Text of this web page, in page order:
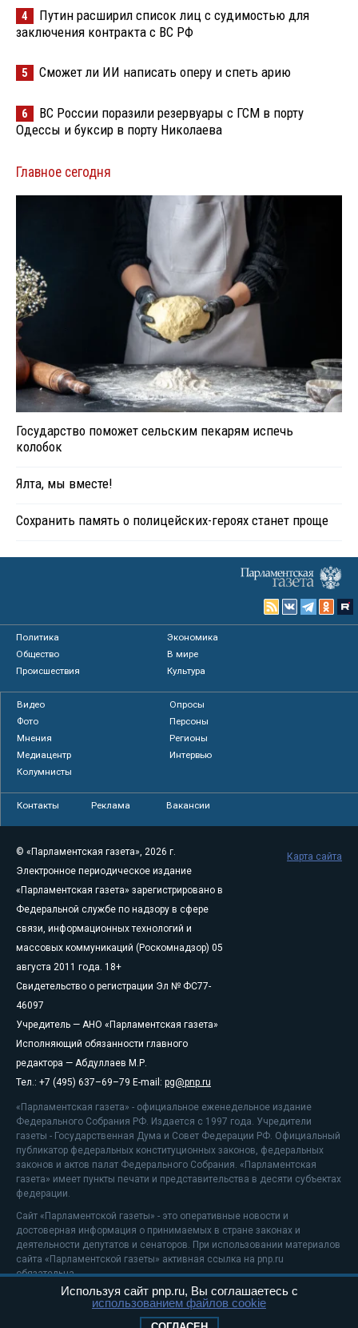
4
Путин расширил список лиц с судимостью для
заключения контракта с ВС РФ
5 Сможет ли ИИ написать оперу и спеть арию
6
ВС России поразили резервуары с ГСМ в порту
Одессы и буксир в порту Николаева
Главное сегодня
Государство поможет сельским пекарям испечь
колобок
Ялта, мы вместе!
Сохранить память о полицейских-героях станет проще
Политика
Экономика
Общество
В мире
Происшествия
Культура
Видео
Опросы
Фото
Персоны
Мнения
Регионы
Медиацентр
Интервью
Колумнисты
Контакты Реклама Вакансии
© «Парламентская газета», 2026 г.
Электронное периодическое издание
«Парламентская газета» зарегистрировано в
Федеральной службе по надзору в сфере
связи, информационных технологий и
массовых коммуникаций (Роскомнадзор) 05
августа 2011 года. 18+
Свидетельство о регистрации Эл № ФС77-
46097
Учредитель — АНО «Парламентская газета»
Исполняющий обязанности главного
редактора — Абдуллаев М.Р.
Тел.: +7 (495) 637–69–79 E-mail: pg@pnp.ru
«Парламентская газета» - официальное еженедельное издание
Федерального Собрания РФ. Издается с 1997 года. Учредители
газеты - Государственная Дума и Совет Федерации РФ. Официальный
публикатор федеральных конституционных законов, федеральных
законов и актов палат Федерального Собрания. «Парламентская
газета» имеет пункты печати и представительства в десяти субъектах
федерации.
Сайт «Парламентской газеты» - это оперативные новости и
достоверная информация о принимаемых в стране законах и
деятельности депутатов и сенаторов. При использовании материалов
сайта «Парламентской газеты» активная ссылка на pnp.ru
обязательна.
На информационном ресурсе применяютсярекомендательные
Положение о защите персональных данных
Карта сайта
Используя сайт pnp.ru, Вы соглашаетесь с
использованием файлов cookie